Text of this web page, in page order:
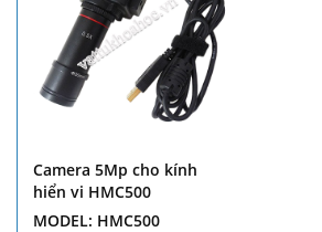
Camera 5Mp cho kính
hiển vi HMC500
MODEL: HMC500